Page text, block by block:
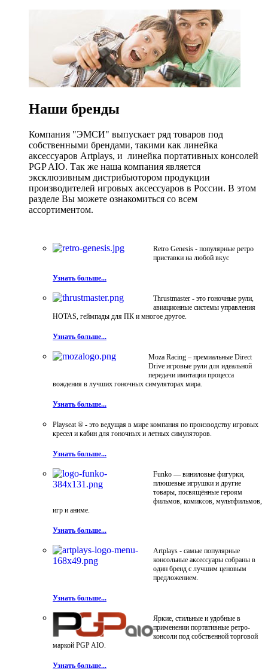
Наши бренды
Компания "ЭМСИ" выпускает ряд товаров под
собственными брендами, такими как линейка
аксессуаров Artplays, и линейка портативных консолей
PGP AIO. Так же наша компания является
эксклюзивным дистрибьютором продукции
производителей игровых аксессуаров в России. В этом
разделе Вы можете ознакомиться со всем
ассортиментом.
Retro Genesis - популярные ретро
приставки на любой вкус
Узнать больше...
Thrustmaster - это гоночные рули,
авиационные системы управления
HOTAS, геймпады для ПК и многое другое.
Узнать больше...
Moza Racing – премиальные Direct
Drive игровые рули для идеальной
передачи имитации процесса
вождения в лучших гоночных симуляторах мира.
Узнать больше...
Playseat ® - это ведущая в мире компания по производству игровых
кресел и кабин для гоночных и летных симуляторов.
Узнать больше...
Funko — виниловые фигурки,
плюшевые игрушки и другие
товары, посвящённые героям
фильмов, комиксов, мультфильмов,
игр и аниме.
Узнать больше...
Artplays - самые популярные
консольные аксессуары собраны в
один бренд с лучшим ценовым
предложением.
Узнать больше...
Яркие, стильные и удобные в
применении портативные ретро-
консоли под собственной торговой
маркой PGP AIO.
Узнать больше...